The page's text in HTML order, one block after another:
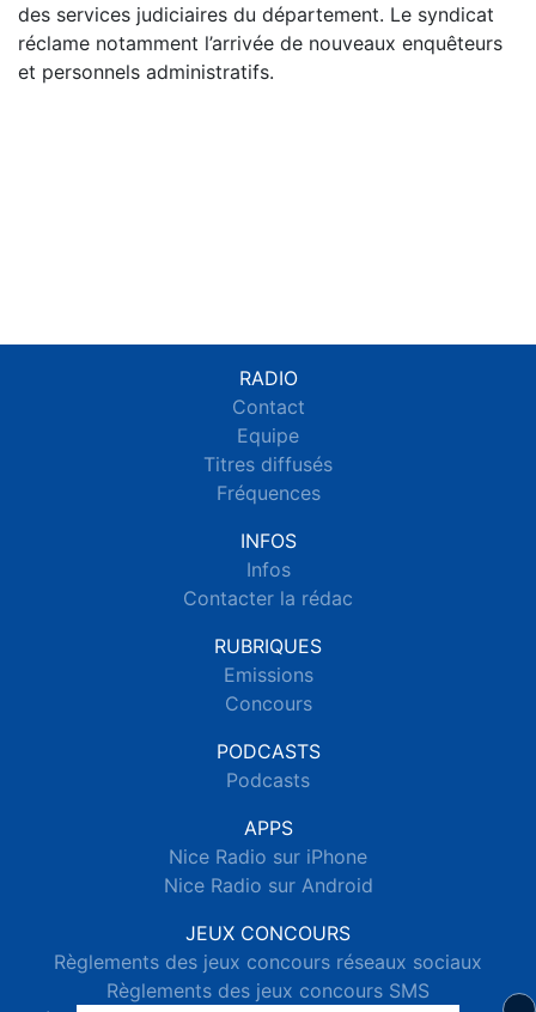
des services judiciaires du département. Le syndicat
réclame notamment l’arrivée de nouveaux enquêteurs
et personnels administratifs.
RADIO
Contact
Equipe
Titres diffusés
Fréquences
INFOS
Infos
Contacter la rédac
RUBRIQUES
Emissions
Concours
PODCASTS
Podcasts
APPS
Nice Radio sur iPhone
Nice Radio sur Android
JEUX CONCOURS
Règlements des jeux concours réseaux sociaux
Règlements des jeux concours SMS